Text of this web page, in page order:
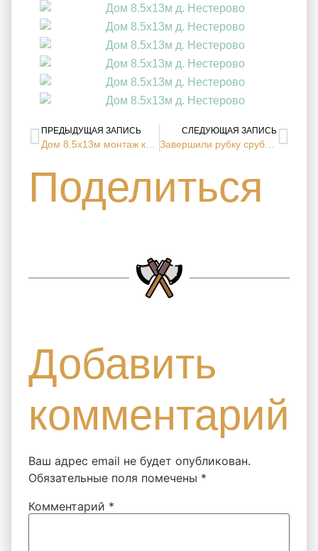
ПРЕДЫДУЩАЯ ЗАПИСЬ СЛЕДУЮЩАЯ ЗАПИСЬ
Завершили рубку сруба бани в чашу 6х8м (с. Горки, Московская область)
Поделиться
Добавить
комментарий
Ваш адрес email не будет опубликован.
Обязательные поля помечены *
Комментарий *